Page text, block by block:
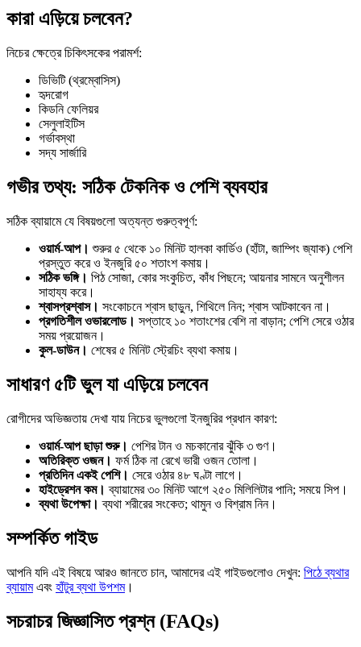
কারা এড়িয়ে চলবেন?
নিচের ক্ষেত্রে চিকিৎসকের পরামর্শ:
ডিভিটি (থ্রম্বোসিস)
হৃদরোগ
কিডনি ফেলিয়র
সেলুলাইটিস
গর্ভাবস্থা
সদ্য সার্জারি
গভীর তথ্য: সঠিক টেকনিক ও পেশি ব্যবহার
সঠিক ব্যায়ামে যে বিষয়গুলো অত্যন্ত গুরুত্বপূর্ণ:
ওয়ার্ম-আপ। শুরুর ৫ থেকে ১০ মিনিট হালকা কার্ডিও (হাঁটা, জাম্পিং জ্যাক) পেশি
প্রস্তুত করে ও ইনজুরি ৫০ শতাংশ কমায়।
সঠিক ভঙ্গি। পিঠ সোজা, কোর সংকুচিত, কাঁধ পিছনে; আয়নার সামনে অনুশীলন
সাহায্য করে।
শ্বাসপ্রশ্বাস। সংকোচনে শ্বাস ছাড়ুন, শিথিলে নিন; শ্বাস আটকাবেন না।
প্রগতিশীল ওভারলোড। সপ্তাহে ১০ শতাংশের বেশি না বাড়ান; পেশি সেরে ওঠার
সময় প্রয়োজন।
কুল-ডাউন। শেষের ৫ মিনিট স্ট্রেচিং ব্যথা কমায়।
সাধারণ ৫টি ভুল যা এড়িয়ে চলবেন
রোগীদের অভিজ্ঞতায় দেখা যায় নিচের ভুলগুলো ইনজুরির প্রধান কারণ:
ওয়ার্ম-আপ ছাড়া শুরু। পেশির টান ও মচকানোর ঝুঁকি ৩ গুণ।
অতিরিক্ত ওজন। ফর্ম ঠিক না রেখে ভারী ওজন তোলা।
প্রতিদিন একই পেশি। সেরে ওঠার ৪৮ ঘণ্টা লাগে।
হাইড্রেশন কম। ব্যায়ামের ৩০ মিনিট আগে ২৫০ মিলিলিটার পানি; সময়ে সিপ।
ব্যথা উপেক্ষা। ব্যথা শরীরের সংকেত; থামুন ও বিশ্রাম নিন।
সম্পর্কিত গাইড
আপনি যদি এই বিষয়ে আরও জানতে চান, আমাদের এই গাইডগুলোও দেখুন: পিঠে ব্যথার
ব্যায়ামএবং হাঁটুর ব্যথা উপশম।
সচরাচর জিজ্ঞাসিত প্রশ্ন (FAQs)